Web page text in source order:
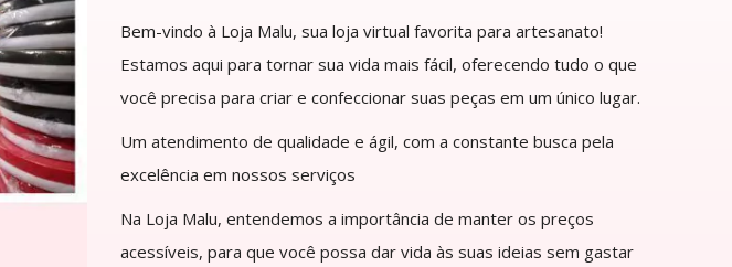
Bem-vindo à Loja Malu, sua loja virtual favorita para artesanato!
Estamos aqui para tornar sua vida mais fácil, oferecendo tudo o que
você precisa para criar e confeccionar suas peças em um único lugar.
Um atendimento de qualidade e ágil, com a constante busca pela
excelência em nossos serviços
Na Loja Malu, entendemos a importância de manter os preços
acessíveis, para que você possa dar vida às suas ideias sem gastar